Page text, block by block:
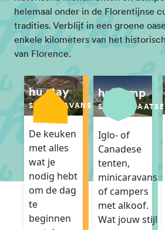
helemaal onder in de Florentijnse
tradities. Verblijf in een groene
enkele kilometers van het
van Florence.
hu stay
STACARAVANS
De keuken
met alles
wat je
nodig hebt
om de dag
te
beginnen
hu camp
Iglo- of
Canadese
tenten,
minicaravans
of campers
met alkoof.
Wat jouw stijl